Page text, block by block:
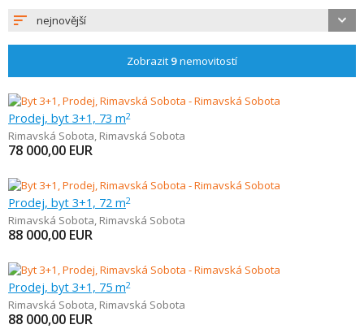
nejnovější
Zobrazit 9nemovitostí
Prodej, byt 3+1, 73 m2
Rimavská Sobota, Rimavská Sobota
78 000,00 EUR
Prodej, byt 3+1, 72 m2
Rimavská Sobota, Rimavská Sobota
88 000,00 EUR
Prodej, byt 3+1, 75 m2
Rimavská Sobota, Rimavská Sobota
88 000,00 EUR